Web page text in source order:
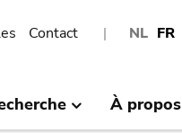
NL FR
Contact
À propos